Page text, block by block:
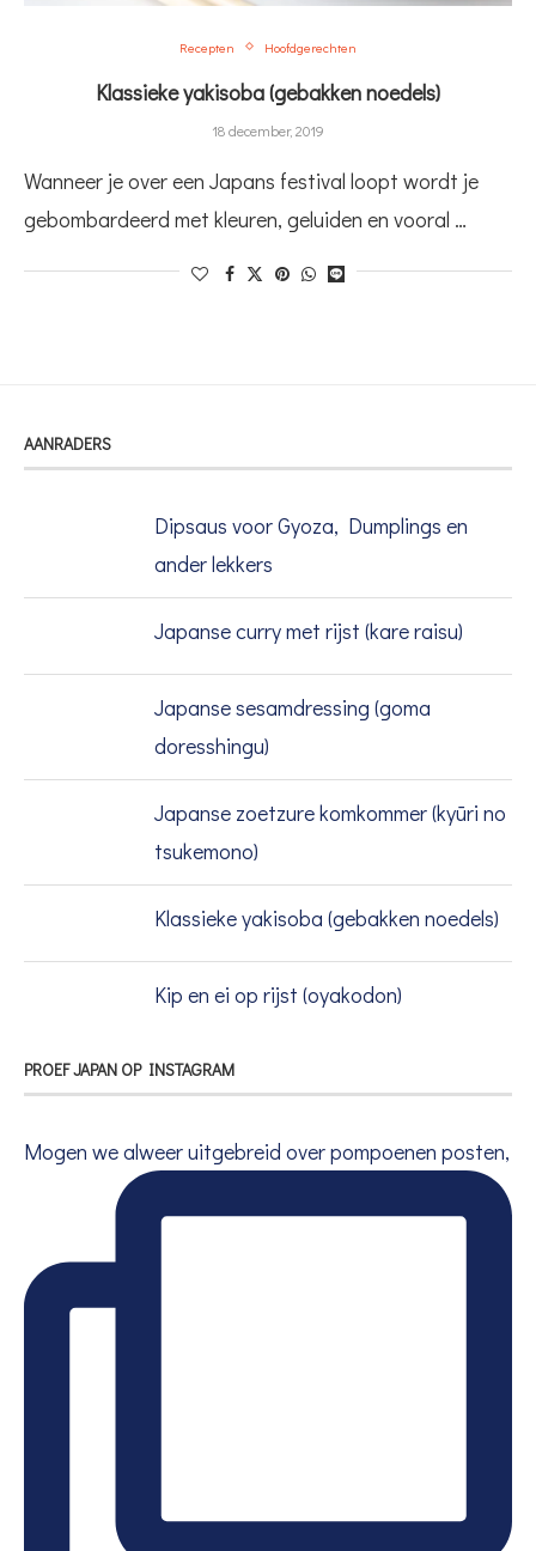
Recepten Hoofdgerechten
Klassieke yakisoba (gebakken noedels)
18 december, 2019
Wanneer je over een Japans festival loopt wordt je
gebombardeerd met kleuren, geluiden en vooral …
AANRADERS
Dipsaus voor Gyoza, Dumplings en
ander lekkers
Japanse curry met rijst (kare raisu)
Japanse sesamdressing (goma
doresshingu)
Japanse zoetzure komkommer (kyūri no
tsukemono)
Klassieke yakisoba (gebakken noedels)
Kip en ei op rijst (oyakodon)
PROEF JAPAN OP INSTAGRAM
Mogen we alweer uitgebreid over pompoenen posten,